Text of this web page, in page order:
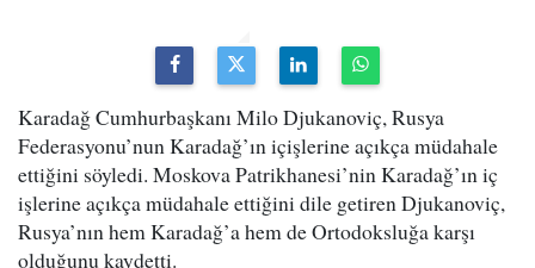
Karadağ Cumhurbaşkanı Milo Djukanoviç, Rusya
Federasyonu’nun Karadağ’ın içişlerine açıkça müdahale
ettiğini söyledi. Moskova Patrikhanesi’nin Karadağ’ın iç
işlerine açıkça müdahale ettiğini dile getiren Djukanoviç,
Rusya’nın hem Karadağ’a hem de Ortodoksluğa karşı
olduğunu kaydetti.